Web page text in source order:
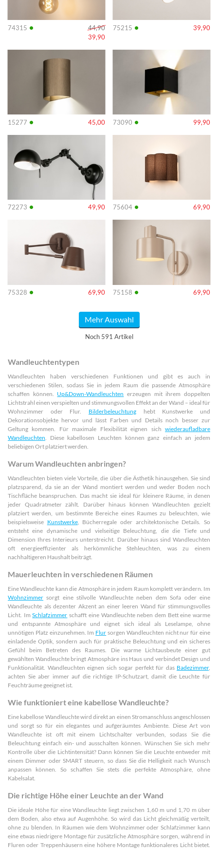
74315 •
44,90
39,90
75215 • 39,90
15277 • 45,00
Info
73090 • 99,90
Info
72273 • 49,90
Info
75604 • 69,90
Info
75328 • 69,90 75158 • 69,90
Info
Mehr Auswahl
Noch 591 Artikel
Wandleuchtentypen
Wandleuchten haben verschiedenen Funktionen und gibt es auch in
verschiedenen Stilen, sodass Sie in jedem Raum die passende Atmosphäre
schaffen können. Up&Down-Wandleuchten erzeugen mit ihrem doppelten
Lichtstrahl einen verspielten und stimmungsvollen Effekt an der Wand – ideal für
Wohnzimmer oder Flur. Bilderbeleuchtung hebt Kunstwerke und
Dekorationsobjekte hervor und lässt Farben und Details noch besser zur
Geltung kommen. Für maximale Flexibilität eignen sich wiederaufladbare
Wandleuchten . Diese kabellosen Leuchten können ganz einfach an jedem
beliebigen Ort platziert werden.
Warum Wandleuchten anbringen?
Wandleuchten bieten viele Vorteile, die über die Ästhetik hinausgehen. Sie sind
platzsparend, da sie an der Wand montiert werden und weder Boden noch
Tischfläche beanspruchen. Das macht sie ideal für kleinere Räume, in denen
jeder Quadratmeter zählt. Darüber hinaus können Wandleuchten gezielt
platziert werden, um bestimmte Bereiche eines Raumes zu beleuchten, wie
beispielsweise Kunstwerke, Bücherregale oder architektonische Details. So
entsteht eine dynamische und vielseitige Beleuchtung, die die Tiefe und
Dimension Ihres Interieurs unterstreicht. Darüber hinaus sind Wandleuchten
oft energieeffizienter als herkömmliche Stehleuchten, was zu einem
nachhaltigeren Haushalt beiträgt.
Mauerleuchten in verschiedenen Räumen
Eine Wandleuchte kann die Atmosphäre in jedem Raum komplett verändern. Im
Wohnzimmer sorgt eine stilvolle Wandleuchte neben dem Sofa oder eine
Wandleuchte als dezenter Akzent an einer leeren Wand für stimmungsvolles
Licht. ImSchlafzimmer schafft eine Wandleuchte neben dem Bett eine warme
und entspannte Atmosphäre und eignet sich ideal als Leselampe, ohne
unnötigen Platz einzunehmen. Im Flur sorgen Wandleuchten nicht nur für eine
einladende Optik, sondern auch für praktische Beleuchtung und ein sicheres
Gefühl beim Betreten des Raumes. Die warme Lichtausbeute einer gut
gewählten Wandleuchte bringt Atmosphäre ins Haus und verbindet Design und
Funktionalität. Wandleuchten eignen sich sogar perfekt für das Badezimmer,
achten Sie aber immer auf die richtige IP-Schutzart, damit die Leuchte für
Feuchträume geeignet ist.
Wie funktioniert eine kabellose Wandleuchte?
Eine kabellose Wandleuchte wird direkt an einen Stromanschluss angeschlossen
und sorgt so für ein elegantes und aufgeräumtes Ambiente. Diese Art von
Wandleuchte ist oft mit einem Lichtschalter verbunden, sodass Sie die
Beleuchtung einfach ein- und ausschalten können. Wünschen Sie sich mehr
Kontrolle über die Lichtintensität? Dann können Sie die Leuchte entweder mit
einem Dimmer oder SMART steuern, so dass Sie die Helligkeit nach Wunsch
anpassen können. So schaffen Sie stets die perfekte Atmosphäre, ohne
Kabelsalat.
Die richtige Höhe einer Leuchte an der Wand
Die ideale Höhe für eine Wandleuchte liegt zwischen 1,60 m und 1,70 m über
dem Boden, also etwa auf Augenhöhe. So wird das Licht gleichmäßig verteilt,
ohne zu blenden. In Räumen wie dem Wohnzimmer oder Schlafzimmer kann
eine etwas niedrigere Montage für zusätzliche Atmosphäre sorgen, während in
Fluren oder Treppenhäusern eine höhere Montage funktionaleres Licht bietet.